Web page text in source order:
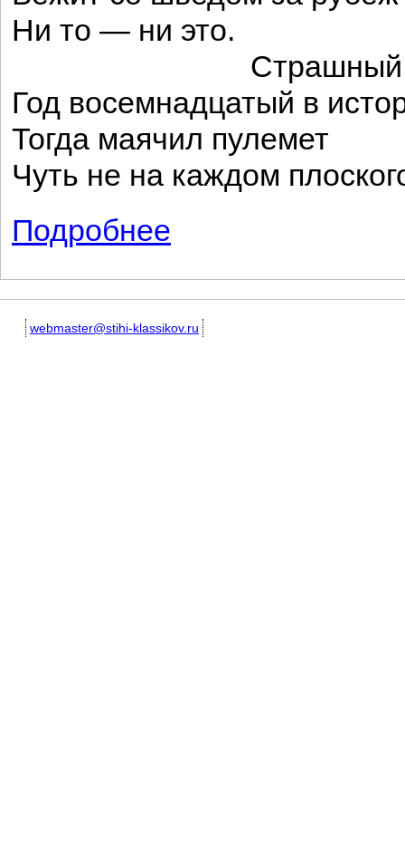
Ни то — ни это.
Страшный
Год восемнадцатый в
Тогда маячил пулемет
Чуть не на каждом
Подробнее
webmaster@stihi-klassikov.ru